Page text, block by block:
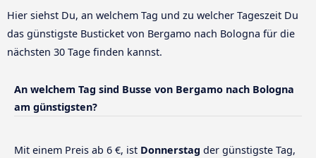
Hier siehst Du, an welchem Tag und zu welcher Tageszeit Du
das günstigste Busticket von Bergamo nach Bologna für die
nächsten 30 Tage finden kannst.
An welchem Tag sind Busse von Bergamo nach Bologna
am günstigsten?
Mit einem Preis ab 6 €, ist Donnerstag der günstigste Tag,